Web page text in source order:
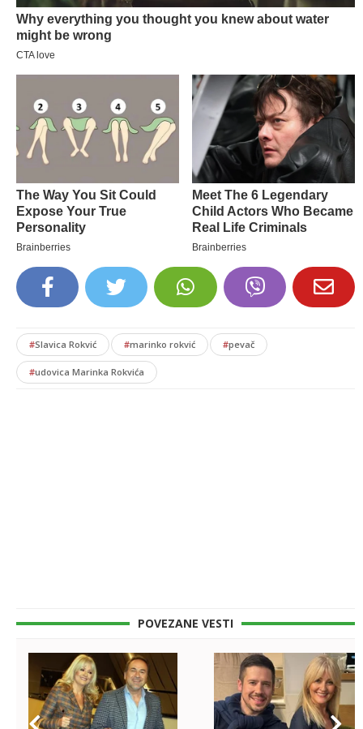
#Slavica Rokvić #marinko rokvić #pevač
#udovica Marinka Rokvića
POVEZANE VESTI